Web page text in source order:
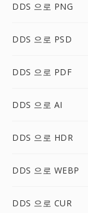
DDS 으로 PNG
DDS 으로 PSD
DDS 으로 PDF
DDS 으로 AI
DDS 으로 HDR
DDS 으로 WEBP
DDS 으로 CUR